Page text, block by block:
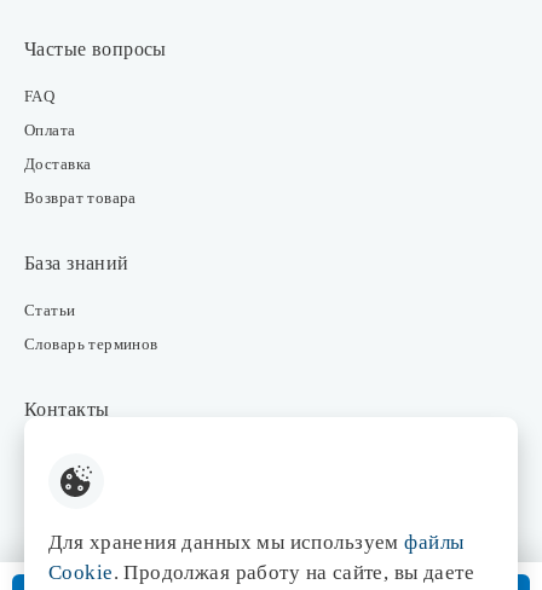
Частые вопросы
FAQ
Оплата
Доставка
Возврат товара
База знаний
Статьи
Словарь терминов
Контакты
Интернет-магазин
Отдел маркетинга
Для хранения данных мы используемфайлы
Cookie. Продолжая работу на сайте, вы даете